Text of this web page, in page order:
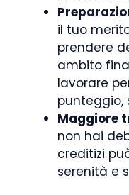
il tuo
prendere
ambito
lavorare
punteggio,
Maggiore
non hai
creditizi
serenità e